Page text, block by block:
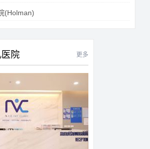
(Holman)
院 更多